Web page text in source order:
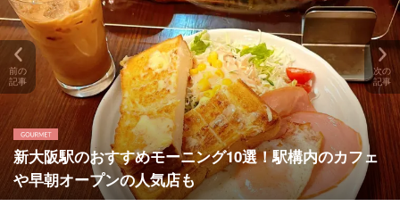
新大阪駅のおすすめモーニング10選！駅構内のカフェ
や早朝オープンの人気店も
前の
記事
次の
記事